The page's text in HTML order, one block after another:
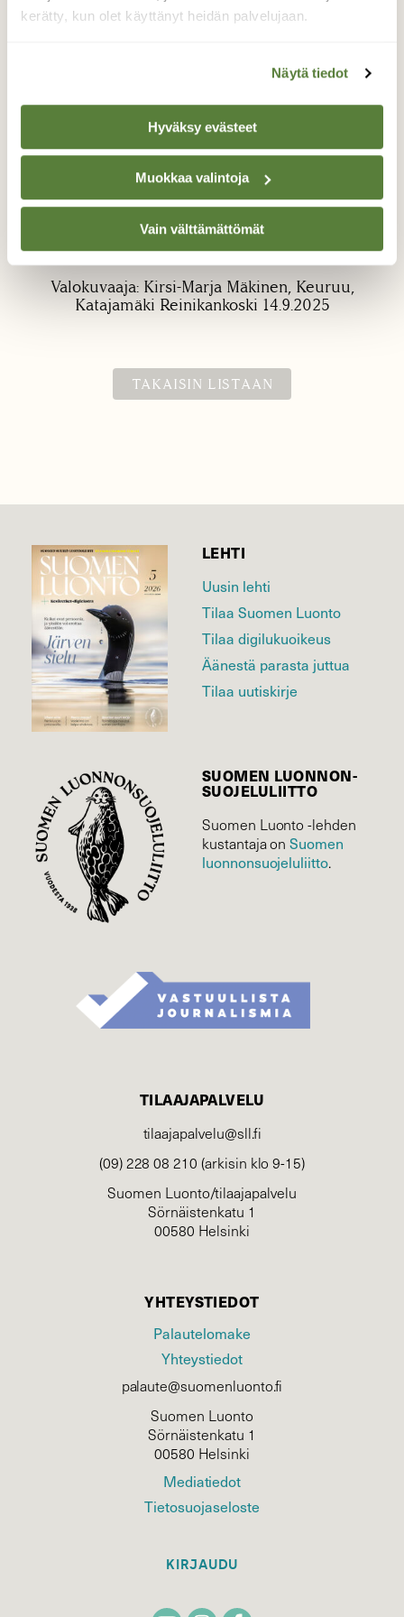
kerätty, kun olet käyttänyt heidän palvelujaan.
Näytä tiedot
Hyväksy evästeet
Muokkaa valintoja
Vain välttämättömät
Ristihämähäkki Keuruu,
Katajamäki
Mummolle on tehty uusi kävelyramppi,
hämähäkit tykänneet uudesta puusta!
Valokuvaaja: Kirsi-Marja Mäkinen, Keuruu,
Katajamäki Reinikankoski 14.9.2025
TAKAISIN LISTAAN
LEHTI
Uusin lehti
Tilaa Suomen Luonto
Tilaa digilukuoikeus
Äänestä parasta juttua
Tilaa uutiskirje
SUOMEN LUONNON­
SUOJELU­LIITTO
Suomen Luonto -lehden
kustantaja onSuomen
luonnonsuojelu­liitto.
TILAAJAPALVELU
tilaajapalvelu@sll.fi
(09) 228 08 210 (arkisin klo 9-15)
Suomen Luonto/tilaajapalvelu
Sörnäistenkatu 1
00580 Helsinki
YHTEYSTIEDOT
Palautelomake
Yhteystiedot
palaute@suomenluonto.fi
Suomen Luonto
Sörnäistenkatu 1
00580 Helsinki
Mediatiedot
Tietosuojaseloste
KIRJAUDU